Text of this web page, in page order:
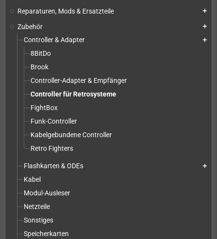
Reparaturen, Mods & Ersatzteile add
Zubehör add
Controller & Adapter add
8BitDo
Brook
Controller-Adapter & Empfänger
Controller für Retrosysteme
FightBox
Funk-Controller
Kabelgebundene Controller
Retro Fighters
Flashkarten & ODEs add
Kabel
Modul-Ausleser
Netzteile
Sonstiges
Speicherkarten